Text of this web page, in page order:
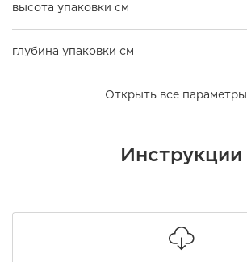
высота упаковки см
глубина упаковки см
Открыть все параметры
Инструкции